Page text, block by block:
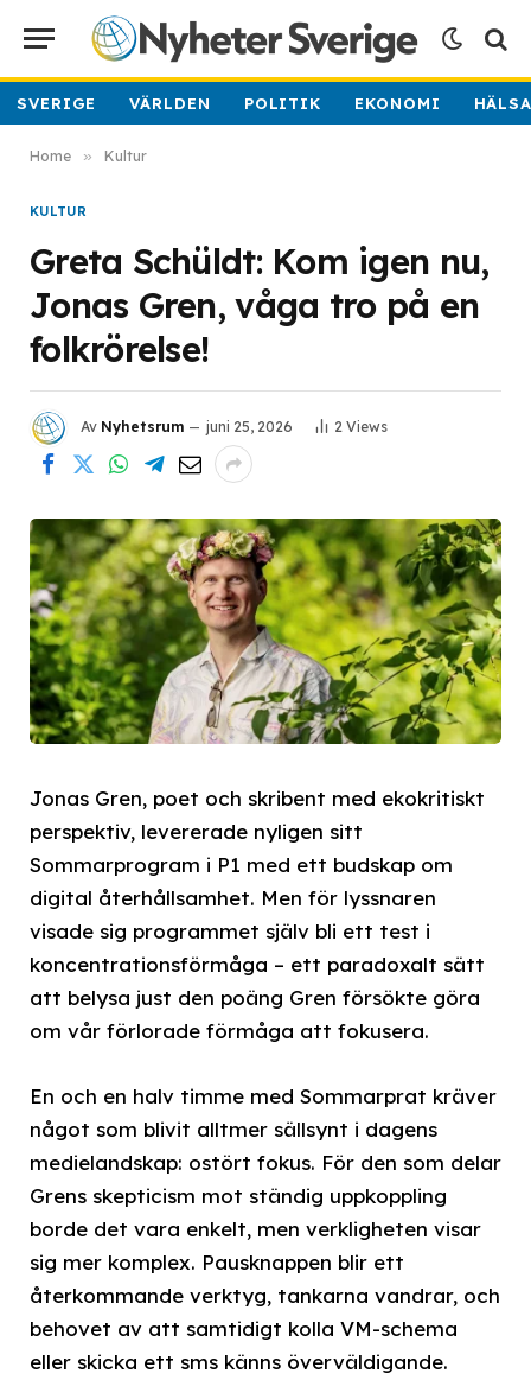
SVERIGE VÄRLDEN POLITIK EKONOMI
Home » Kultur
KULTUR
Greta Schüldt: Kom igen nu,
Jonas Gren, våga tro på en
folkrörelse!
Av Nyhetsrum juni 25, 2026 2 Views
Jonas Gren, poet och skribent med ekokritiskt
perspektiv, levererade nyligen sitt
Sommarprogram i P1 med ett budskap om
digital återhållsamhet. Men för lyssnaren
visade sig programmet själv bli ett test i
koncentrationsförmåga – ett paradoxalt sätt
att belysa just den poäng Gren försökte göra
om vår förlorade förmåga att fokusera.
En och en halv timme med Sommarprat kräver
något som blivit alltmer sällsynt i dagens
medielandskap: ostört fokus. För den som delar
Grens skepticism mot ständig uppkoppling
borde det vara enkelt, men verkligheten visar
sig mer komplex. Pausknappen blir ett
återkommande verktyg, tankarna vandrar, och
behovet av att samtidigt kolla VM-schema
eller skicka ett sms känns överväldigande.